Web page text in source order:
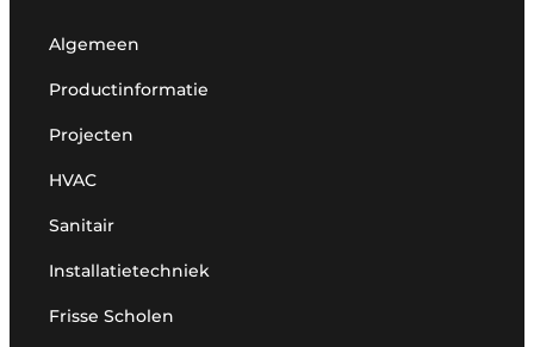
Algemeen
Productinformatie
Projecten
HVAC
Sanitair
Installatietechniek
Frisse Scholen